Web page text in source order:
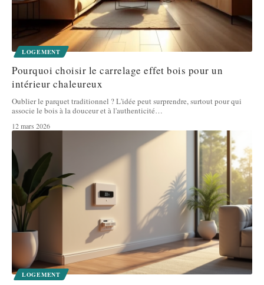
LOGEMENT
Pourquoi choisir le carrelage effet bois pour un
intérieur chaleureux
Oublier le parquet traditionnel ? L'idée peut surprendre, surtout pour qui
associe le bois à la douceur et à l'authenticité…
12 mars 2026
LOGEMENT